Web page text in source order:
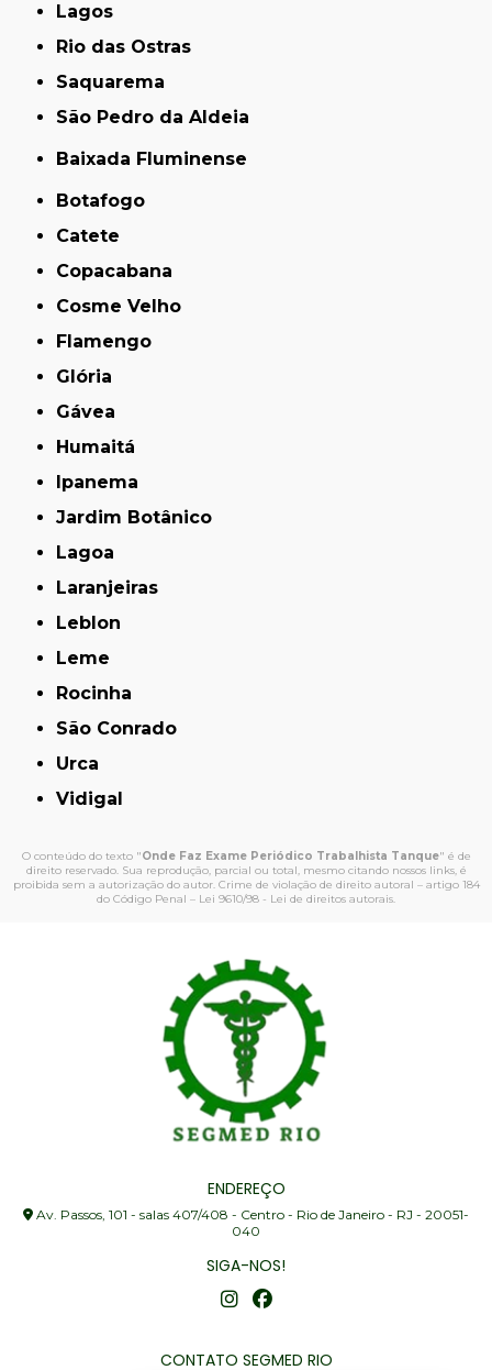
Lagos
Rio das Ostras
Saquarema
São Pedro da Aldeia
Baixada Fluminense
Botafogo
Catete
Copacabana
Cosme Velho
Flamengo
Glória
Gávea
Humaitá
Ipanema
Jardim Botânico
Lagoa
Laranjeiras
Leblon
Leme
Rocinha
São Conrado
Urca
Vidigal
O conteúdo do texto "Onde Faz Exame Periódico Trabalhista Tanque" é de
direito reservado. Sua reprodução, parcial ou total, mesmo citando nossos links, é
proibida sem a autorização do autor. Crime de violação de direito autoral – artigo 184
do Código Penal – Lei 9610/98 - Lei de direitos autorais.
ENDEREÇO
Av. Passos, 101 - salas 407/408 - Centro - Rio de Janeiro - RJ - 20051-
040
SIGA-NOS!
CONTATO SEGMED RIO